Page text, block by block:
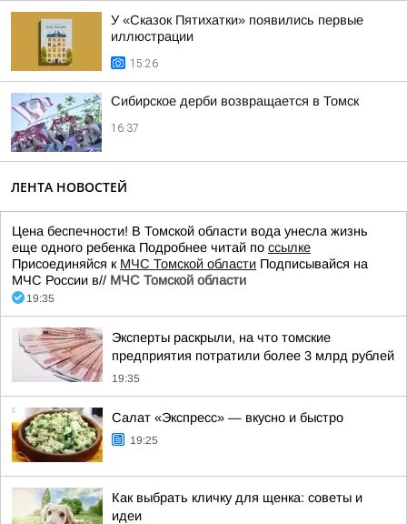
У «Сказок Пятихатки» появились первые
иллюстрации
15:26
Сибирское дерби возвращается в Томск
16:37
ЛЕНТА НОВОСТЕЙ
Цена беспечности! В Томской области вода унесла жизнь
еще одного ребенка Подробнее читай по ссылке
Присоединяйся к МЧС Томской области Подписывайся на
МЧС России в// МЧС Томской области
19:35
Эксперты раскрыли, на что томские
предприятия потратили более 3 млрд рублей
19:35
Салат «Экспресс» — вкусно и быстро
19:25
Как выбрать кличку для щенка: советы и
идеи